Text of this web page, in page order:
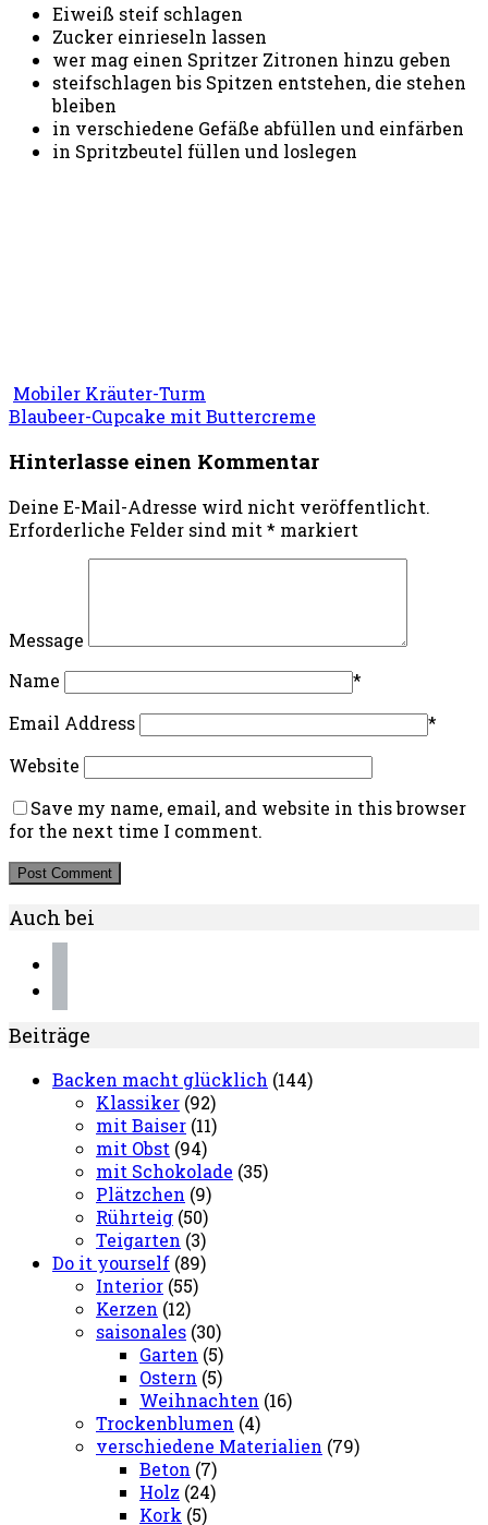
Eiweiß steif schlagen
Zucker einrieseln lassen
wer mag einen Spritzer Zitronen hinzu geben
steifschlagen bis Spitzen entstehen, die stehen
bleiben
in verschiedene Gefäße abfüllen und einfärben
in Spritzbeutel füllen und loslegen
Mobiler Kräuter-Turm
Blaubeer-Cupcake mit Buttercreme
Hinterlasse einen Kommentar
Deine E-Mail-Adresse wird nicht veröffentlicht.
Erforderliche Felder sind mit * markiert
Message
Name
*
Email Address
*
Website
Save my name, email, and website in this browser
for the next time I comment.
Auch bei
Beiträge
Backen macht glücklich (144)
Klassiker (92)
mit Baiser (11)
mit Obst (94)
mit Schokolade (35)
Plätzchen (9)
Rührteig (50)
Teigarten (3)
Do it yourself (89)
Interior (55)
Kerzen (12)
saisonales (30)
Garten (5)
Ostern (5)
Weihnachten (16)
Trockenblumen (4)
verschiedene Materialien (79)
Beton (7)
Holz (24)
Kork (5)